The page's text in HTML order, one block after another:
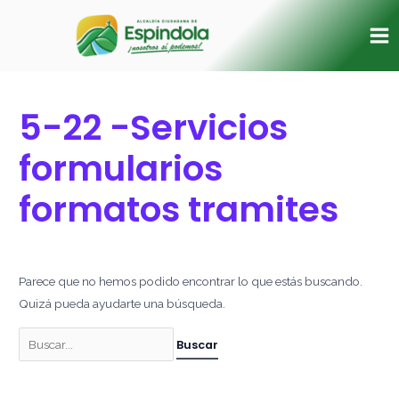
5-22 -Servicios
formularios
formatos tramites
Parece que no hemos podido encontrar lo que estás buscando.
Quizá pueda ayudarte una búsqueda.